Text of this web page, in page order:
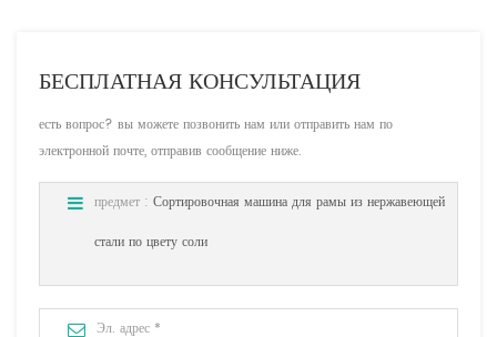
БЕСПЛАТНАЯ КОНСУЛЬТАЦИЯ
есть вопрос? вы можете позвонить нам или отправить нам по
электронной почте, отправив сообщение ниже.
предмет : Сортировочная машина для рамы из нержавеющей
стали по цвету соли